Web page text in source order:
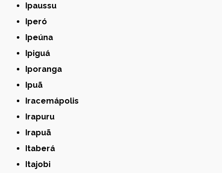
Ipaussu
Iperó
Ipeúna
Ipiguá
Iporanga
Ipuã
Iracemápolis
Irapuru
Irapuã
Itaberá
Itajobi